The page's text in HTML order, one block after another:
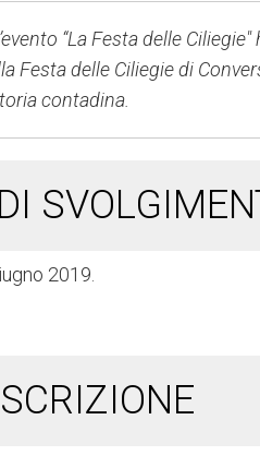
“La Festa delle Ciliegie"
Festa delle Ciliegie di
contadina.
2019.